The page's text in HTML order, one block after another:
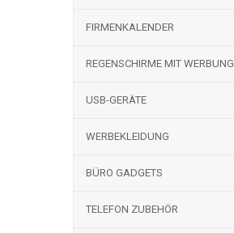
FIRMENKALENDER
REGENSCHIRME MIT WERBUNG
USB-GERÄTE
WERBEKLEIDUNG
BÜRO GADGETS
TELEFON ZUBEHÖR